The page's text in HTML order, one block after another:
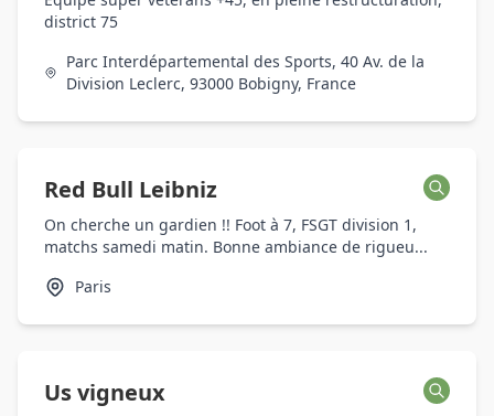
district 75
Parc Interdépartemental des Sports, 40 Av. de la
Division Leclerc, 93000 Bobigny, France
Red Bull Leibniz
On cherche un gardien !! Foot à 7, FSGT division 1,
matchs samedi matin. Bonne ambiance de rigueu...
Paris
Us vigneux